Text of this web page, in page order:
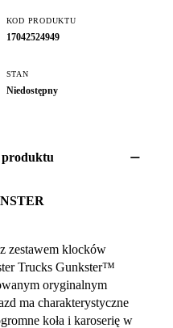
KOD PRODUKTU
17042524949
STAN
Niedostępny
produktu
zestawem klocków
Trucks Gunkster™
oryginalnym
ma charakterystyczne
koła i karoserię w